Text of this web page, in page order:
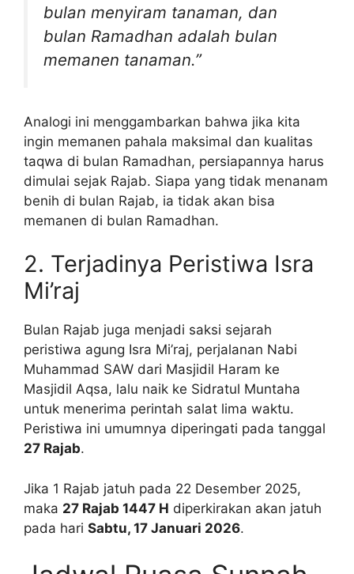
bulan menyiram tanaman, dan
bulan Ramadhan adalah bulan
memanen tanaman.”
Analogi ini menggambarkan bahwa jika kita
ingin memanen pahala maksimal dan kualitas
taqwa di bulan Ramadhan, persiapannya harus
dimulai sejak Rajab. Siapa yang tidak menanam
benih di bulan Rajab, ia tidak akan bisa
memanen di bulan Ramadhan.
2. Terjadinya Peristiwa Isra
Mi’raj
Bulan Rajab juga menjadi saksi sejarah
peristiwa agung Isra Mi’raj, perjalanan Nabi
Muhammad SAW dari Masjidil Haram ke
Masjidil Aqsa, lalu naik ke Sidratul Muntaha
untuk menerima perintah salat lima waktu.
Peristiwa ini umumnya diperingati pada tanggal
27 Rajab.
Jika 1 Rajab jatuh pada 22 Desember 2025,
maka 27 Rajab 1447 H diperkirakan akan jatuh
pada hari Sabtu, 17 Januari 2026.